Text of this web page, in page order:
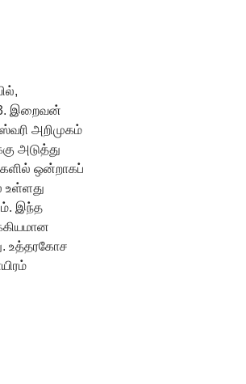
இறைவன்
அறிமுகம்
அடுத்து
ஒன்றாகப்
உள்ளது
இந்த
உத்தரகோச